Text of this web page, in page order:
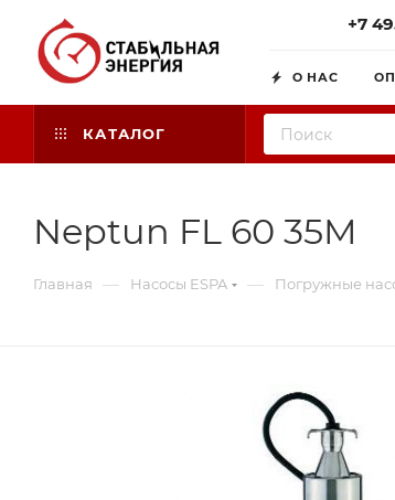
+7
О НАС
КАТАЛОГ
Neptun FL 60 35M
Главная — Насосы ESPA — Погружные